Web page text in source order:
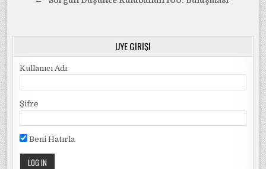
ÜYE GIRIŞI
Kullanıcı Adı
Şifre
Beni Hatırla